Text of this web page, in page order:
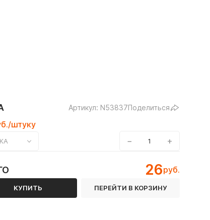
Артикул: N53837Поделиться
штуку
− +
26руб.
КУПИТЬ ПЕРЕЙТИ В КОРЗИНУ